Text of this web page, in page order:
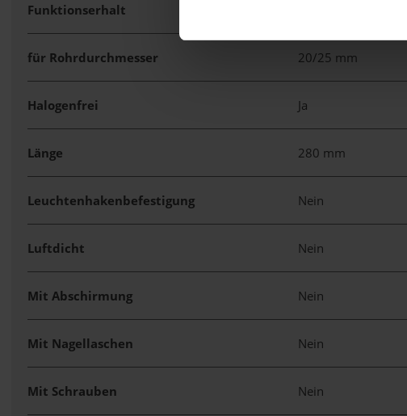
Funktionserhalt
für Rohrdurchmesser 20/25 mm
Halogenfrei Ja
Länge 280 mm
Leuchtenhakenbefestigung Nein
Luftdicht Nein
Mit Abschirmung Nein
Mit Nagellaschen Nein
Mit Schrauben Nein